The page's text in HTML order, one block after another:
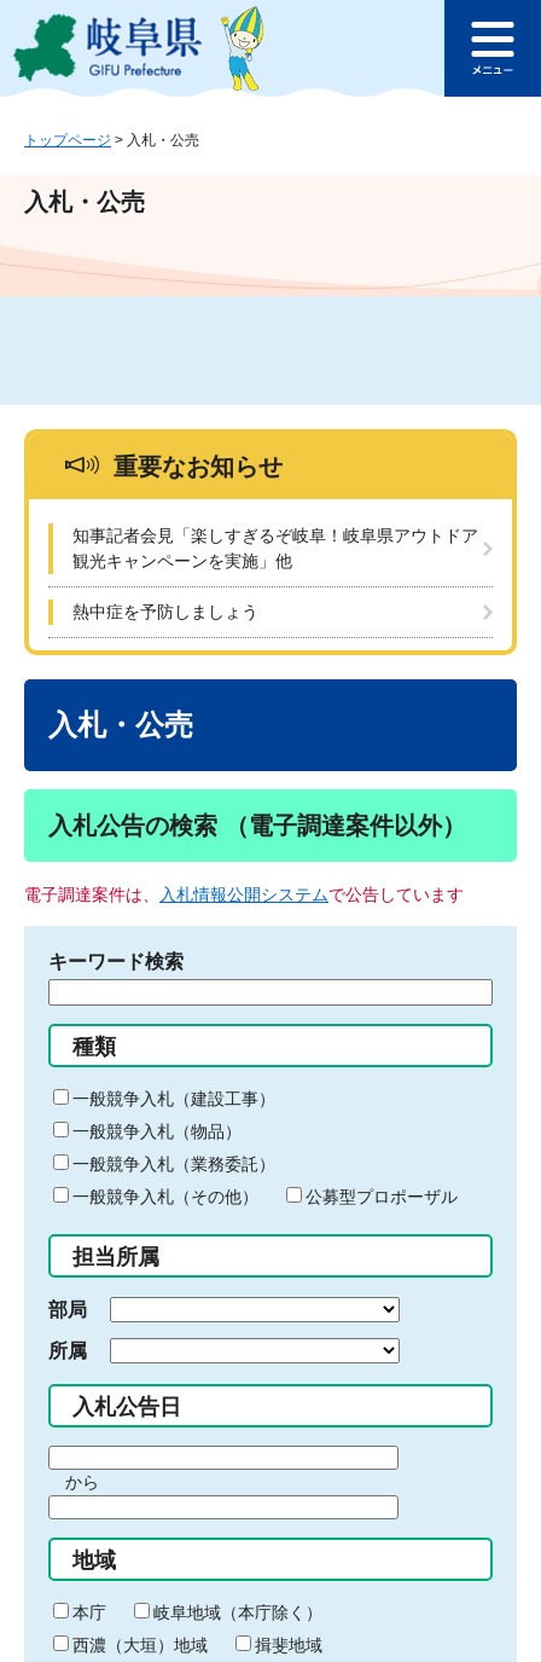
ジ
ュ
文
このページの本文へ
ュ
トップページ > 入札・公売
入札・公売
重要なお知らせ
知事記者会見「楽しすぎるぞ岐阜！岐阜県アウトドア
観光キャンペーンを実施」他
熱中症を予防しましょう
入札・公売
入札公告の検索 （電子調達案件以外）
電子調達案件は、 入札情報公開システムで公告しています
キーワード検索
る
キ
ー
ワ
ー
ド
入
力
種類
一般競争入札（建設工事）
一般競争入札（物品）
一般競争入札（業務委託）
一般競争入札（その他）
公募型プロポーザル
担当所属
部局
所属
入札公告日
間
始
り
から
間
終
わ
り
地域
本庁
岐阜地域（本庁除く）
西濃（大垣）地域
揖斐地域